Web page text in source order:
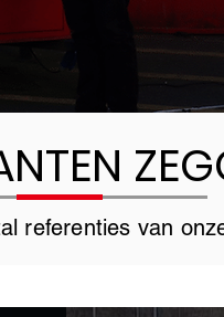
referenties van